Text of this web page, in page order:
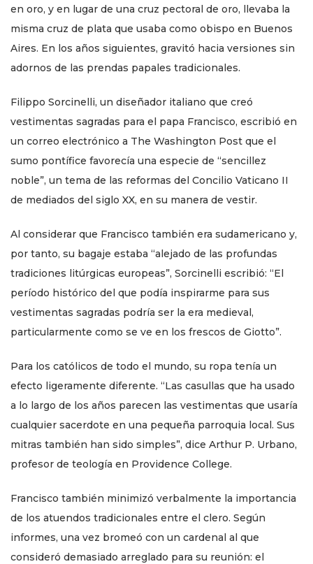
en oro, y en lugar de una cruz pectoral de oro, llevaba la
misma cruz de plata que usaba como obispo en Buenos
Aires. En los años siguientes, gravitó hacia versiones sin
adornos de las prendas papales tradicionales.
Filippo Sorcinelli, un diseñador italiano que creó
vestimentas sagradas para el papa Francisco, escribió en
un correo electrónico a The Washington Post que el
sumo pontífice favorecía una especie de “sencillez
noble”, un tema de las reformas del Concilio Vaticano II
de mediados del siglo XX, en su manera de vestir.
Al considerar que Francisco también era sudamericano y,
por tanto, su bagaje estaba “alejado de las profundas
tradiciones litúrgicas europeas”, Sorcinelli escribió: “El
período histórico del que podía inspirarme para sus
vestimentas sagradas podría ser la era medieval,
particularmente como se ve en los frescos de Giotto”.
Para los católicos de todo el mundo, su ropa tenía un
efecto ligeramente diferente. “Las casullas que ha usado
a lo largo de los años parecen las vestimentas que usaría
cualquier sacerdote en una pequeña parroquia local. Sus
mitras también han sido simples”, dice Arthur P. Urbano,
profesor de teología en Providence College.
Francisco también minimizó verbalmente la importancia
de los atuendos tradicionales entre el clero. Según
informes, una vez bromeó con un cardenal al que
consideró demasiado arreglado para su reunión: el